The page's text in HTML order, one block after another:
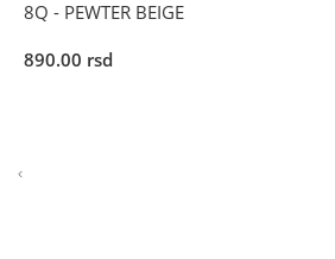
8Q - PEWTER BEIGE
890.00 rsd